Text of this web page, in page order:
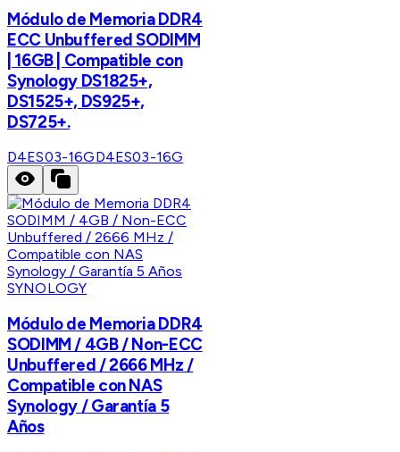
Módulo de Memoria DDR4
ECC Unbuffered SODIMM
| 16GB | Compatible con
Synology DS1825+,
DS1525+, DS925+,
DS725+.
D4ES03-16GD4ES03-16G
SYNOLOGY
Módulo de Memoria DDR4
SODIMM / 4GB / Non-ECC
Unbuffered / 2666 MHz /
Compatible con NAS
Synology / Garantía 5
Años